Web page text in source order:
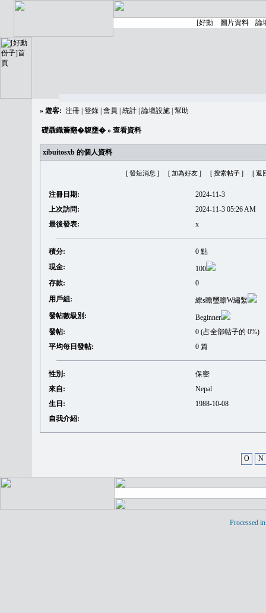
» 遊客: 注冊 登錄 會員 統計 論壇設施 幫助
礎聶織簷翻�䪖壅� » 查看資料
xibuitosxb 的個人資料
[ 發短消息 ] [ 加為好友 ] [ 搜索帖子 ] [ 返
注冊日期:
2024-11-3
上次訪問:
2024-11-3 05:26 AM
最後發表:
x
積分:
0 點
現金:
100
存款:
0
用戶組:
繚s瞻璽瞻W繡繫
發帖數級別:
Beginner
發帖:
0 (占全部帖子的 0%)
平均每日發帖:
0 篇
性別:
保密
來自:
Nepal
生日:
1988-10-08
自我介紹:
O N
Processed